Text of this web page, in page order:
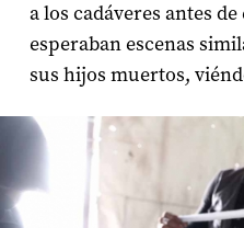
a los cadáveres antes
esperaban escenas
sus hijos muertos,